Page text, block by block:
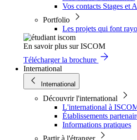
Vos contacts Stages et
Portfolio
Les projets qui font
En savoir plus sur ISCOM
Télécharger la brochure
International
International
Découvrir l'international
L'international à
Établissements
Informations pratiques
Partir à l'étranger